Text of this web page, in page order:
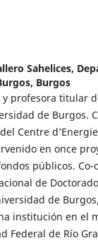
Sahelices,
Burgos
y profesora titular
de Burgos.
Centre
en once
públicos.
de
de
institución en el
Federal de Río